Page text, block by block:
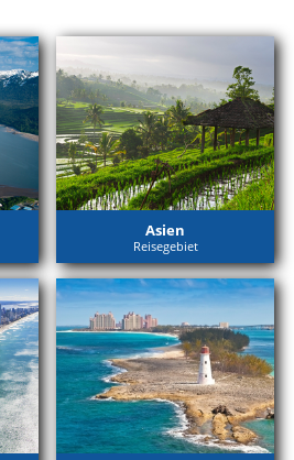
Asien
Reisegebiet